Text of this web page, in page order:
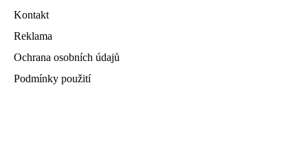
Kontakt
Reklama
Ochrana osobních údajů
Podmínky použití